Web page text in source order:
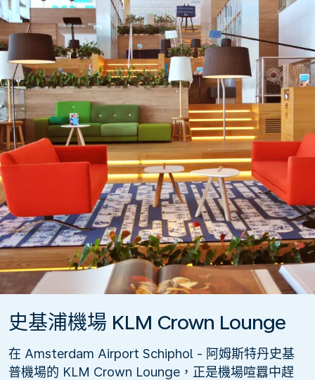
史基浦機場 KLM Crown Lounge
在 Amsterdam Airport Schiphol - 阿姆斯特丹史基
普機場的 KLM Crown Lounge，正是機場喧囂中趕